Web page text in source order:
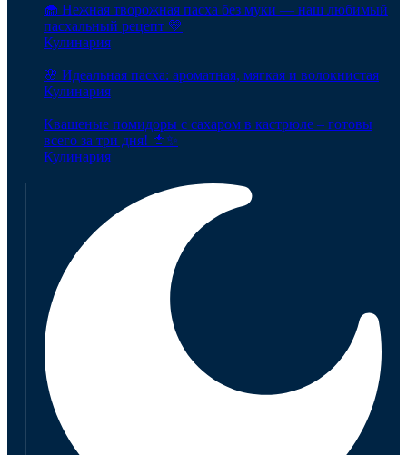
🧁 Нежная творожная пасха без муки — наш любимый
пасхальный рецепт 💛
Кулинария
🌸 Идеальная пасха: ароматная, мягкая и волокнистая
Кулинария
Квашеные помидоры с сахаром в кастрюле – готовы
всего за три дня! 🍅✨
Кулинария